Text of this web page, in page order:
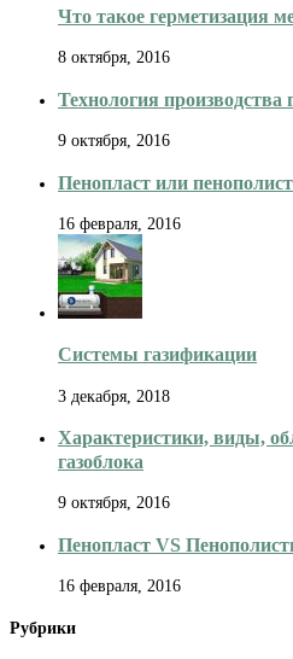
Что такое герметизация
8 октября, 2016
Технология производства
9 октября, 2016
Пенопласт или
16 февраля, 2016
Системы газификации
3 декабря, 2018
Характеристики, виды,
газоблока
9 октября, 2016
Пенопласт VS
16 февраля, 2016
Рубрики